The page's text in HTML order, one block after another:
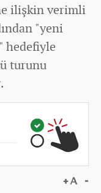
ilişkin verimli
"yeni
hedefiyle
turunu